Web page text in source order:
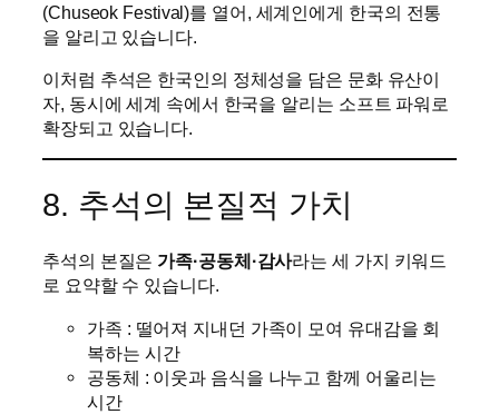
(Chuseok Festival)를 열어, 세계인에게 한국의 전통
을 알리고 있습니다.
이처럼 추석은 한국인의 정체성을 담은 문화 유산이
자, 동시에 세계 속에서 한국을 알리는 소프트 파워로
확장되고 있습니다.
8. 추석의 본질적 가치
추석의 본질은 가족·공동체·감사라는 세 가지 키워드
로 요약할 수 있습니다.
가족 : 떨어져 지내던 가족이 모여 유대감을 회
복하는 시간
공동체 : 이웃과 음식을 나누고 함께 어울리는
시간